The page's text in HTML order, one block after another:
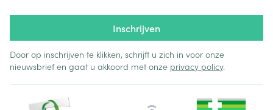
Inschrijven
Door op inschrijven te klikken, schrijft u zich in voor onze
nieuwsbrief en gaat u akkoord met onze privacy policy.